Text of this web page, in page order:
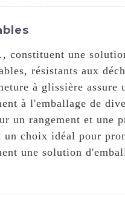
une
résistants aux
à glissière assure
à l'emballage de
rangement et une
un choix idéal pour
une solution